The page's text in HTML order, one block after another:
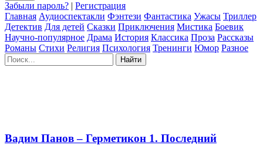
Забыли пароль? | Регистрация
Главная Аудиоспектакли Фэнтези Фантастика Ужасы Триллер
Детектив Для детей Сказки Приключения Мистика Боевик
Научно-популярное Драма История Классика Проза Рассказы
Романы Стихи Религия Психология Тренинги Юмор Разное
Найти
Вадим Панов – Герметикон 1. Последний